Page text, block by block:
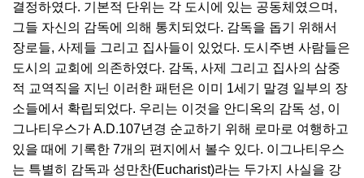
결정하였다. 기본적 단위는 각 도시에 있는 공동체였으며,
그들 자신의 감독에 의해 통치되었다. 감독을 돕기 위해서
장로들, 사제들 그리고 집사들이 있었다. 도시주변 사람들은
도시의 교회에 의존하였다. 감독, 사제 그리고 집사의 삼중
적 교역직을 지닌 이러한 패턴은 이미 1세기 말경 일부의 장
소들에서 확립되었다. 우리는 이것을 안디옥의 감독 성, 이
그나티우스가 A.D.107년경 순교하기 위해 로마로 여행하고
있을 때에 기록한 7개의 편지에서 볼수 있다. 이그나티우스
는 특별히 감독과 성만찬(Eucharist)라는 두가지 사실을 강